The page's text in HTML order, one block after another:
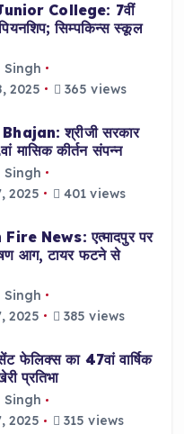
College: 7वीं
सिम्पकिन्स स्कूल
2025
365 views
श्रीजी सरकार
मासिक कीर्तन संपन्न
2025
401 views
News: एत्मादपुर पर
आग, टायर फटने से
2025
385 views
का 47वां वार्षिक
प्रतिभा
2025
315 views